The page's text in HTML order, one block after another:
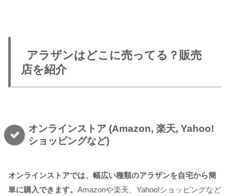
アラザンはどこに売ってる？販売
店を紹介
オンラインストア (Amazon, 楽天, Yahoo!
ショッピングなど)
オンラインストアでは、幅広い種類のアラザンを自宅から簡
単に購入できます。 Amazonや楽天、Yahoo!ショッピングなど